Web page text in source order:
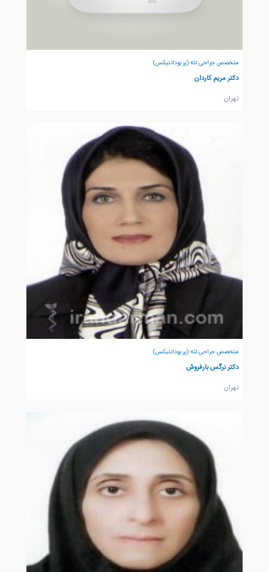
متخصص جراحی لثه (پریودانتیکس)
دکتر مریم کاردان
تهران
متخصص جراحی لثه (پریودانتیکس)
دکتر نرگس بارفروش
تهران